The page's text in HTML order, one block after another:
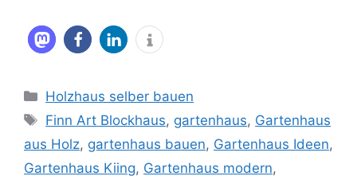
Kategorien
Holzhaus selber bauen
Schlagwörter
Finn Art Blockhaus, gartenhaus, Gartenhaus
aus Holz, gartenhaus bauen, Gartenhaus Ideen,
Gartenhaus Kiing, Gartenhaus modern,